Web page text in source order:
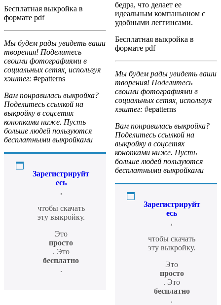
Бесплатная выкройка в
формате pdf
Мы будем рады увидеть ваши
творения! Поделитесь
своими фотографиями в
социальных сетях, используя
хэштег: #epatterns
Вам понравилась выкройка?
Поделитесь ссылкой на
выкройку в соцсетях
конопками ниже. Пусть
больше людей пользуются
бесплатными выкройками
Зарегистрируйт
есь
,
чтобы скачать
эту выкройку.
Это
просто
. Это
бесплатно
.
бедра, что делает ее
идеальным компаньоном с
удобными леггинсами.
Бесплатная выкройка в
формате pdf
Мы будем рады увидеть ваши
творения! Поделитесь
своими фотографиями в
социальных сетях, используя
хэштег: #epatterns
Вам понравилась выкройка?
Поделитесь ссылкой на
выкройку в соцсетях
конопками ниже. Пусть
больше людей пользуются
бесплатными выкройками
Зарегистрируйт
есь
,
чтобы скачать
эту выкройку.
Это
просто
. Это
бесплатно
.